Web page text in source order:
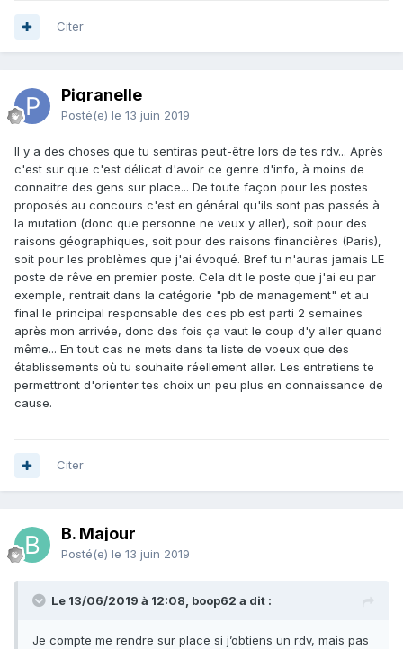
Citer
Pigranelle
Posté(e) le 13 juin 2019
Il y a des choses que tu sentiras peut-être lors de tes rdv... Après
c'est sur que c'est délicat d'avoir ce genre d'info, à moins de
connaitre des gens sur place... De toute façon pour les postes
proposés au concours c'est en général qu'ils sont pas passés à
la mutation (donc que personne ne veux y aller), soit pour des
raisons géographiques, soit pour des raisons financières (Paris),
soit pour les problèmes que j'ai évoqué. Bref tu n'auras jamais LE
poste de rêve en premier poste. Cela dit le poste que j'ai eu par
exemple, rentrait dans la catégorie "pb de management" et au
final le principal responsable des ces pb est parti 2 semaines
après mon arrivée, donc des fois ça vaut le coup d'y aller quand
même... En tout cas ne mets dans ta liste de voeux que des
établissements où tu souhaite réellement aller. Les entretiens te
permettront d'orienter tes choix un peu plus en connaissance de
cause.
Citer
B. Majour
Posté(e) le 13 juin 2019
Le 13/06/2019 à 12:08, boop62 a dit :
Je compte me rendre sur place si j’obtiens un rdv, mais pas